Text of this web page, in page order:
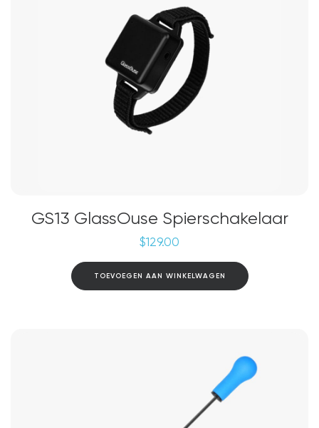
GS13 GlassOuse Spierschakelaar
$129.00
TOEVOEGEN AAN WINKELWAGEN